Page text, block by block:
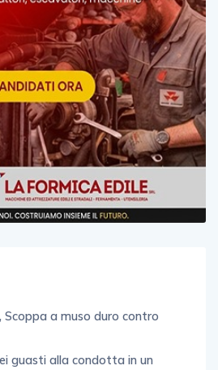
Scoppa a muso duro contro
guasti alla condotta in un